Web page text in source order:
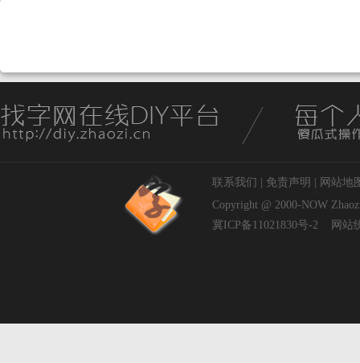
联系我们 免责声明
网站地
Copyright @ 2000-NOW
冀ICP备11021830号-2
网站